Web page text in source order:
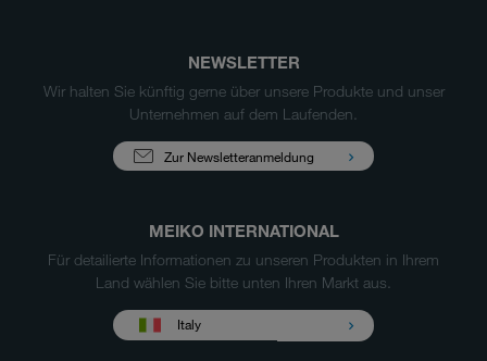
NEWSLETTER
Wir halten Sie künftig gerne über unsere Produkte und unser
Unternehmen auf dem Laufenden.
Zur Newsletteranmeldung
MEIKO INTERNATIONAL
Für detailierte Informationen zu unseren Produkten in Ihrem
Land wählen Sie bitte unten Ihren Markt aus.
Italy